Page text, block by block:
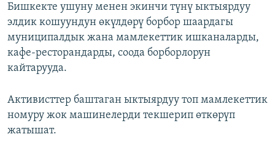
Бишкекте ушуну менен экинчи түнү ыктыярдуу
элдик кошуундун өкүлдөрү борбор шаардагы
муниципалдык жана мамлекеттик ишканаларды,
кафе-ресторандарды, соода борборлорун
кайтарууда.
Активисттер баштаган ыктыярдуу топ мамлекеттик
номуру жок машинелерди текшерип өткөрүп
жатышат.